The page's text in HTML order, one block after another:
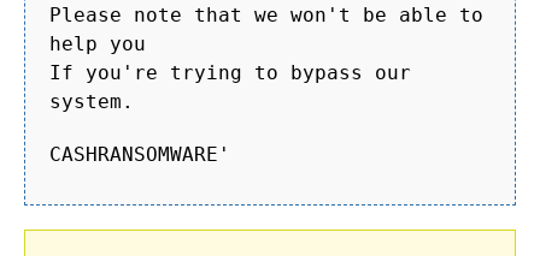
Please note that we won't be able to
help you
If you're trying to bypass our
system.
CASHRANSOMWARE'